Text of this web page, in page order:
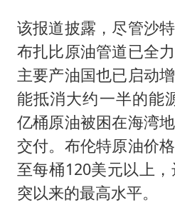
该报道披露，尽管沙
布扎比原油管道已全
主要产油国也已启动
能抵消大约一半的能
亿桶原油被困在海湾
交付。布伦特原油价
至每桶120美元以上
突以来的最高水平。